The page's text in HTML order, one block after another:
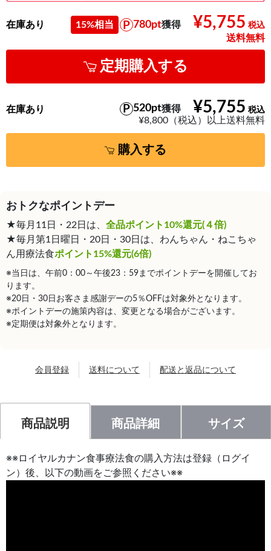
¥5,755
送料無料
15%相当 780pt獲得
在庫あり
定期購入する
¥5,755
520pt獲得
¥8,800（税込）以上送料無料
在庫あり
購入する
おトクなポイントデー
★毎月11日・22日は、 全品ポイント10%還元(４倍)
★毎月第1日曜日・20日・30日は、わんちゃん・ねこちゃ
ん用療法食ポイント15%還元(6倍)
※当日は、午前0：00～午後23：59までポイントデーを開催してお
ります。
※20日・30日お客さま感謝デーの5％OFFは対象外となります。
※ポイントデーの施策内容は、変更となる場合がございます。
※定期便は対象外となります。
会員登録 送料について 配送と返品について
商品説明 商品詳細 サイズ
※※ロイヤルカナン食事療法食の購入方法は登録（ログイ
ン）後、以下の動画をご参照ください※※